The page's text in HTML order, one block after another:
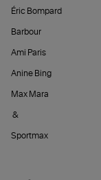
Éric Bompard
Barbour
Ami Paris
Anine Bing
Max Mara
&
Sportmax